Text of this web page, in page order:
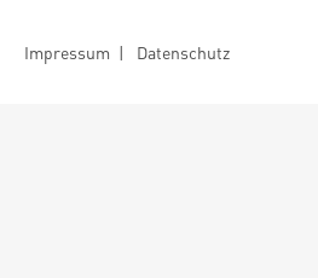
Impressum | Datenschutz